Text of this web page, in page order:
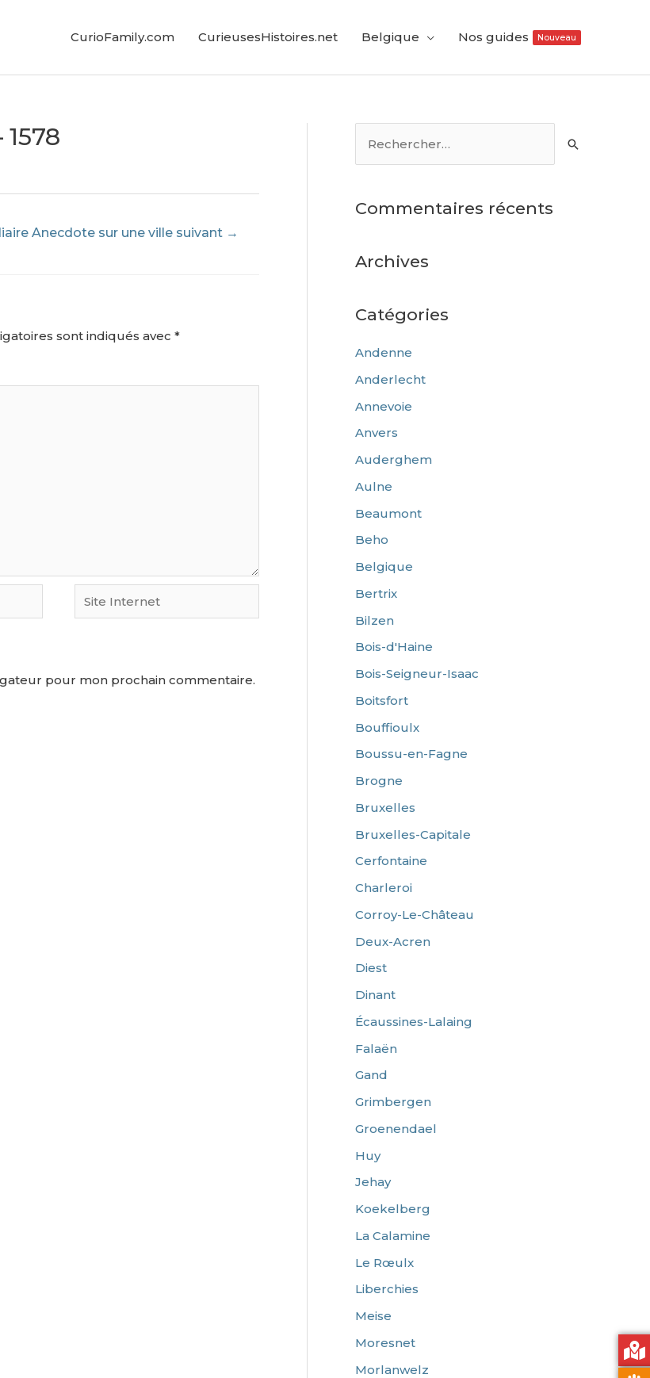
CurioFamily.com CurieusesHistoires.net Belgique Nos guides Nouveau
Anecdote sur une ville suivant →
sont indiqués avec *
pour mon prochain commentaire.
Commentaires récents
Archives
Catégories
Andenne
Anderlecht
Annevoie
Anvers
Auderghem
Aulne
Beaumont
Beho
Belgique
Bertrix
Bilzen
Bois-d'Haine
Bois-Seigneur-Isaac
Boitsfort
Bouffioulx
Boussu-en-Fagne
Brogne
Bruxelles
Bruxelles-Capitale
Cerfontaine
Charleroi
Corroy-Le-Château
Deux-Acren
Diest
Dinant
Écaussines-Lalaing
Falaën
Gand
Grimbergen
Groenendael
Huy
Jehay
Koekelberg
La Calamine
Le Rœulx
Liberchies
Meise
Moresnet
Morlanwelz